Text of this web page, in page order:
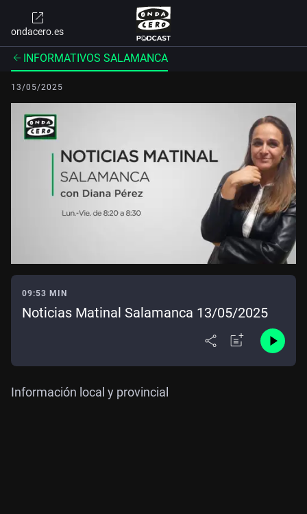
ondacero.es
INFORMATIVOS SALAMANCA
13/05/2025
09:53 MIN
Noticias Matinal Salamanca 13/05/2025
Información local y provincial